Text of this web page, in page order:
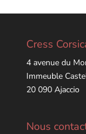
Cress
4 avenue du
Immeuble
20 090 Ajaccio
Nous